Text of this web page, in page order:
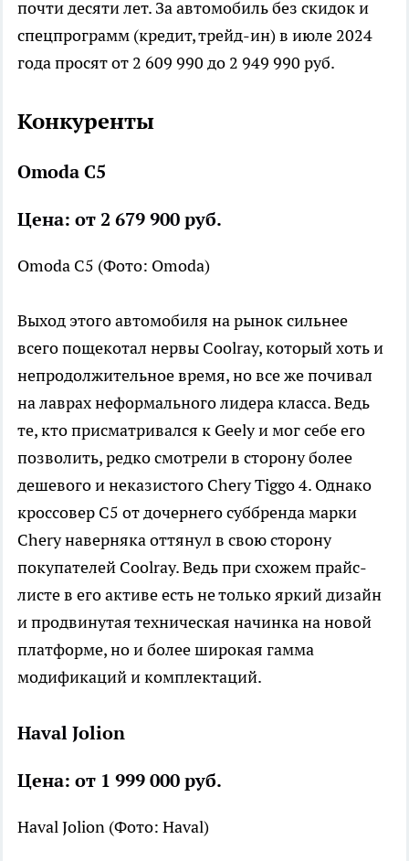
почти десяти лет. За автомобиль без скидок и
спецпрограмм (кредит, трейд-ин) в июле 2024
года просят от 2 609 990 до 2 949 990 руб.
Конкуренты
Omoda C5
Цена: от 2 679 900 руб.
Omoda C5 (Фото: Omoda)
Выход этого автомобиля на рынок сильнее
всего пощекотал нервы Coolray, который хоть и
непродолжительное время, но все же почивал
на лаврах неформального лидера класса. Ведь
те, кто присматривался к Geely и мог себе его
позволить, редко смотрели в сторону более
дешевого и неказистого Chery Tiggo 4. Однако
кроссовер C5 от дочернего суббренда марки
Chery наверняка оттянул в свою сторону
покупателей Coolray. Ведь при схожем прайс-
листе в его активе есть не только яркий дизайн
и продвинутая техническая начинка на новой
платформе, но и более широкая гамма
модификаций и комплектаций.
Haval Jolion
Цена: от 1 999 000 руб.
Haval Jolion (Фото: Haval)